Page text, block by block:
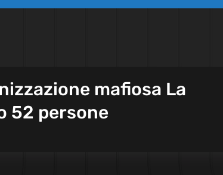
mafiosa La
52 persone